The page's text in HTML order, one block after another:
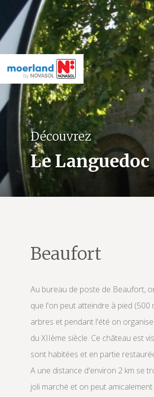
Découvrez
Le Languedoc
Beaufort
Au bureau de poste de Beaufort,
que l'on peut atteindre à pied
arbres et pendant l'été on
du XIIème siècle. Ce château est
sont habitées et en partie
A une distance d'environ 2 km se
joli marché et on peut